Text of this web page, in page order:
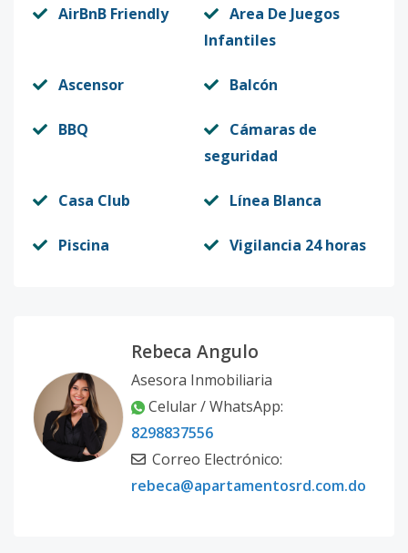
AirBnB Friendly
Area De Juegos
Infantiles
Ascensor Balcón
BBQ
Cámaras de
seguridad
Casa Club Línea Blanca
Piscina Vigilancia 24 horas
Rebeca Angulo
Asesora Inmobiliaria
Celular / WhatsApp:
8298837556
Correo Electrónico:
rebeca@apartamentosrd.com.do